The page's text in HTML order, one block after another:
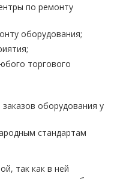
по ремонту
оборудования;
торгового
оборудования у
стандартам
так как в ней